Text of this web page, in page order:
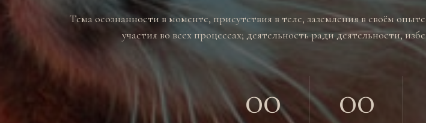
Тема осознанности в моменте, присутствия в теле, заземления в своём
участия во всех процессах; деятельность ради деятельности,
00 00